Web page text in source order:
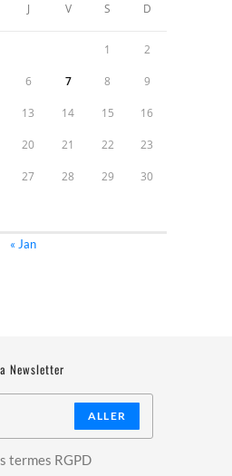
J V S D
1 2
6 7 8 9
13 14 15 16
20 21 22 23
27 28 29 30
« Jan
Newsletter
ALLER
termes RGPD